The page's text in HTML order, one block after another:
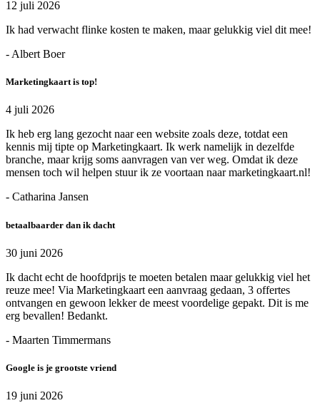
12 juli 2026
Ik had verwacht flinke kosten te maken, maar gelukkig viel dit mee!
- Albert Boer
Marketingkaart is top!
4 juli 2026
Ik heb erg lang gezocht naar een website zoals deze, totdat een
kennis mij tipte op Marketingkaart. Ik werk namelijk in dezelfde
branche, maar krijg soms aanvragen van ver weg. Omdat ik deze
mensen toch wil helpen stuur ik ze voortaan naar marketingkaart.nl!
- Catharina Jansen
betaalbaarder dan ik dacht
30 juni 2026
Ik dacht echt de hoofdprijs te moeten betalen maar gelukkig viel het
reuze mee! Via Marketingkaart een aanvraag gedaan, 3 offertes
ontvangen en gewoon lekker de meest voordelige gepakt. Dit is me
erg bevallen! Bedankt.
- Maarten Timmermans
Google is je grootste vriend
19 juni 2026